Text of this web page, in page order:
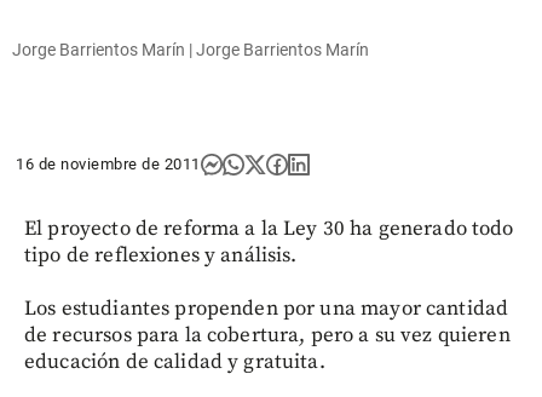
Jorge Barrientos Marín | Jorge Barrientos Marín
16 de noviembre de 2011
El proyecto de reforma a la Ley 30 ha generado todo
tipo de reflexiones y análisis.
Los estudiantes propenden por una mayor cantidad
de recursos para la cobertura, pero a su vez quieren
educación de calidad y gratuita.